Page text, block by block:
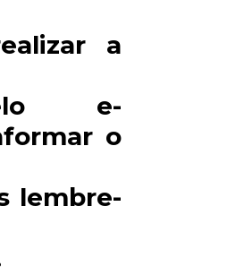
a
e-
o
lembre-